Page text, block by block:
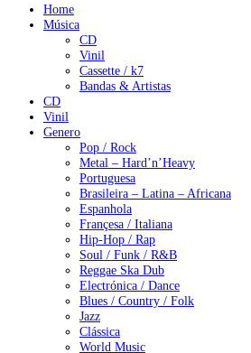
Home
Música
CD
Vinil
Cassette / k7
Bandas & Artistas
CD
Vinil
Genero
Pop / Rock
Metal – Hard’n’Heavy
Portuguesa
Brasileira – Latina – Africana
Espanhola
Françesa / Italiana
Hip-Hop / Rap
Soul / Funk / R&B
Reggae Ska Dub
Electrónica / Dance
Blues / Country / Folk
Jazz
Clássica
World Music